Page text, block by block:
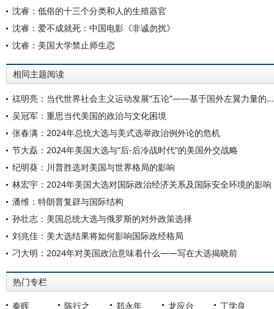
沈睿：低俗的十三个分类和人的生殖器官
沈睿：爱不成就死：中国电影《非诚勿扰》
沈睿：美国大学禁止师生恋
相同主题阅读
禚明亮：当代世界社会主义运动发展“五论”——基于国外左翼力量的分析
吴冠军：重思当代美国的政治与文化困境
张春满：2024年总统大选与美式选举政治例外论的危机
节大磊：2024年美国大选与“后-后冷战时代”的美国外交战略
纪明葵：川普胜选对美国与世界格局的影响
林宏宇：2024年美国大选对国际政治经济关系及国际安全环境的影响
潘维：特朗普复辟与国际结构
孙壮志：美国总统大选与俄罗斯的对外政策选择
刘兆佳：美大选结果将如何影响国际政经格局
刁大明：2024年对美国政治意味着什么——写在大选揭晓前
热门专栏
秦晖 陈行之 郑永年 龙应台 丁学良